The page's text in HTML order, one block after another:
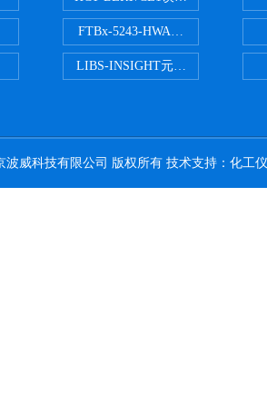
FTBx-5243-HWA光谱分析仪
LIBS-INSIGHT元素光谱分析仪
波威科技有限公司 版权所有 技术支持： 化工